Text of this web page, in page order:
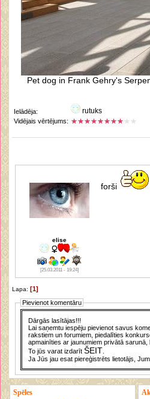
Pet dog in Frank Gehry's
Ielādēja: rutuks
Vidējais vērtējums:
elise
[25.03.2011 - 19:24]
forši
Lapa: [1]
Pievienot komentāru
Dārgās lasītājas!!!
Lai saņemtu iespēju pievienot savus
rakstiem un forumiem, piedalīties
apmainīties ar jaunumiem privātā
To jūs varat izdarītŠEIT
Ja Jūs jau esat piereģistrēts lietotājs,
Spēles